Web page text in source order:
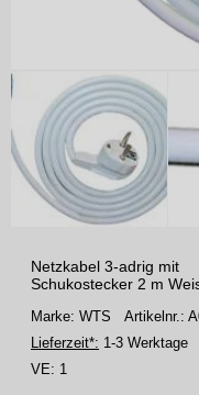
Netzkabel 3-adrig mit
Schukostecker 2 m
Marke: WTS Artikelnr.:
Lieferzeit*: 1-3 Werktage
VE: 1